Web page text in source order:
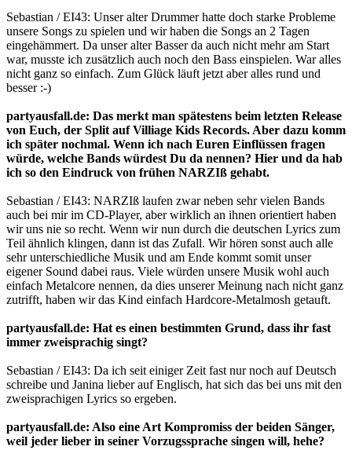
Sebastian / EI43: Unser alter Drummer hatte doch starke Probleme
unsere Songs zu spielen und wir haben die Songs an 2 Tagen
eingehämmert. Da unser alter Basser da auch nicht mehr am Start
war, musste ich zusätzlich auch noch den Bass einspielen. War alles
nicht ganz so einfach. Zum Glück läuft jetzt aber alles rund und
besser :-)
partyausfall.de: Das merkt man spätestens beim letzten Release
von Euch, der Split auf Villiage Kids Records. Aber dazu komm
ich später nochmal. Wenn ich nach Euren Einflüssen fragen
würde, welche Bands würdest Du da nennen? Hier und da hab
ich so den Eindruck von frühen NARZIß gehabt.
Sebastian / EI43: NARZIß laufen zwar neben sehr vielen Bands
auch bei mir im CD-Player, aber wirklich an ihnen orientiert haben
wir uns nie so recht. Wenn wir nun durch die deutschen Lyrics zum
Teil ähnlich klingen, dann ist das Zufall. Wir hören sonst auch alle
sehr unterschiedliche Musik und am Ende kommt somit unser
eigener Sound dabei raus. Viele würden unsere Musik wohl auch
einfach Metalcore nennen, da dies unserer Meinung nach nicht ganz
zutrifft, haben wir das Kind einfach Hardcore-Metalmosh getauft.
partyausfall.de: Hat es einen bestimmten Grund, dass ihr fast
immer zweisprachig singt?
Sebastian / EI43: Da ich seit einiger Zeit fast nur noch auf Deutsch
schreibe und Janina lieber auf Englisch, hat sich das bei uns mit den
zweisprachigen Lyrics so ergeben.
partyausfall.de: Also eine Art Kompromiss der beiden Sänger,
weil jeder lieber in seiner Vorzugssprache singen will, hehe?